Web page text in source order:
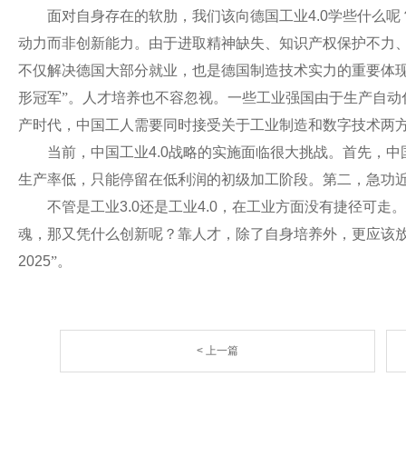
面对自身存在的软肋，我们该向德国工业4.0学些什么呢
动力而非创新能力。由于进取精神缺失、知识产权保护不
不仅解决德国大部分就业，也是德国制造技术实力的重要
形冠军”。人才培养也不容忽视。一些工业强国由于生产自
产时代，中国工人需要同时接受关于工业制造和数字技术
当前，中国工业4.0战略的实施面临很大挑战。首先，
生产率低，只能停留在低利润的初级加工阶段。第二，急
不管是工业3.0还是工业4.0 ，在工业方面没有捷径可走
魂，那又凭什么创新呢？靠人才，除了自身培养外，更应该
2025”。
< 上一篇